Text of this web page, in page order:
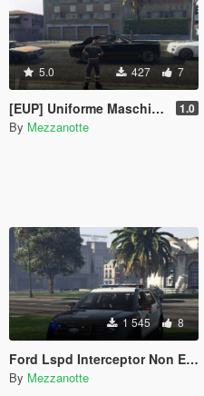
5.0 427 7
[EUP] Uniforme Maschile Vigili del Fuoco 1.0
By Mezzanotte
1 545 8
Ford Lspd Interceptor Non ELS
By Mezzanotte